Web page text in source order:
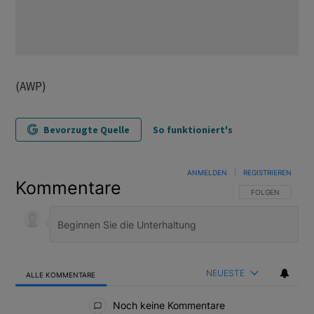
(AWP)
Bevorzugte Quelle So funktioniert's
Kommentare FOLGE DIESER
FOLGEN
ANMELDEN REGISTRIEREN
ALLE KOMMENTARE NEUESTE
Noch keine Kommentare